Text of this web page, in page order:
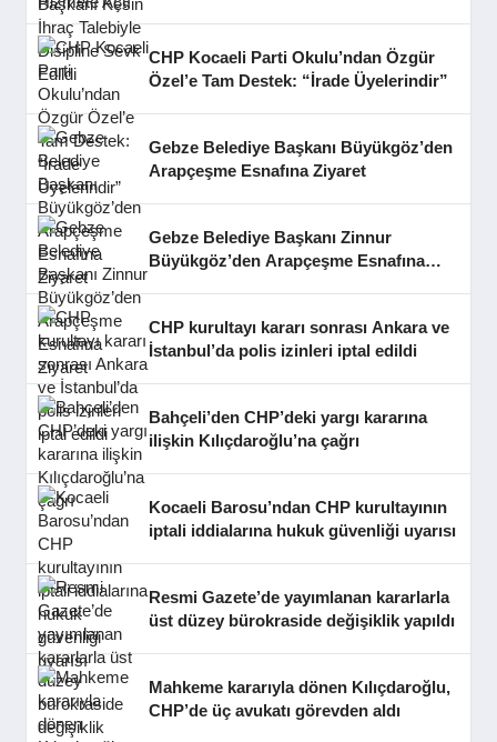
CHP Kocaeli Parti Okulu’ndan Özgür
Özel’e Tam Destek: “İrade Üyelerindir”
Gebze Belediye Başkanı Büyükgöz’den
Arapçeşme Esnafına Ziyaret
Gebze Belediye Başkanı Zinnur
Büyükgöz’den Arapçeşme Esnafına
CHP kurultayı kararı sonrası Ankara ve
İstanbul’da polis izinleri iptal edildi
Bahçeli’den CHP’deki yargı kararına
ilişkin Kılıçdaroğlu’na çağrı
Kocaeli Barosu’ndan CHP kurultayının
iptali iddialarına hukuk güvenliği uyarısı
Resmi Gazete’de yayımlanan kararlarla
üst düzey bürokraside değişiklik yapıldı
Mahkeme kararıyla dönen Kılıçdaroğlu,
CHP’de üç avukatı görevden aldı